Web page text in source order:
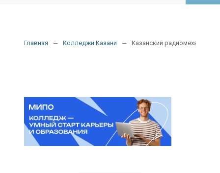
Главная Колледжи Казани Казанский